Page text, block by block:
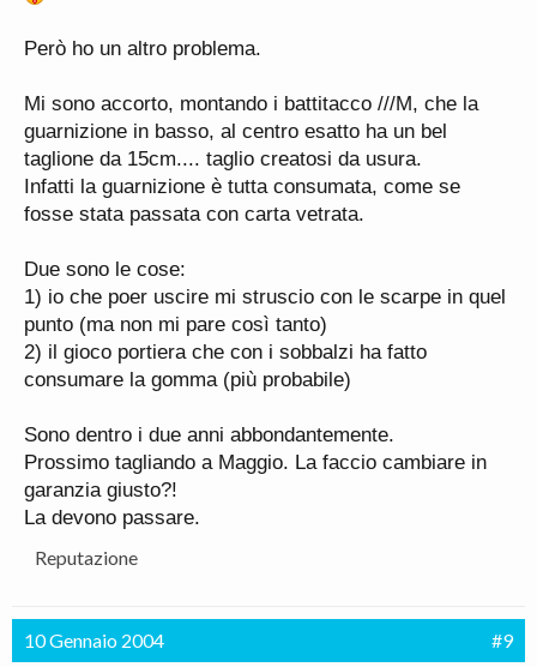
Però ho un altro problema.
Mi sono accorto, montando i battitacco ///M, che la
guarnizione in basso, al centro esatto ha un bel
taglione da 15cm.... taglio creatosi da usura.
Infatti la guarnizione è tutta consumata, come se
fosse stata passata con carta vetrata.
Due sono le cose:
1) io che poer uscire mi struscio con le scarpe in quel
punto (ma non mi pare così tanto)
2) il gioco portiera che con i sobbalzi ha fatto
consumare la gomma (più probabile)
Sono dentro i due anni abbondantemente.
Prossimo tagliando a Maggio. La faccio cambiare in
garanzia giusto?!
La devono passare.
Reputazione
10 Gennaio 2004 #9